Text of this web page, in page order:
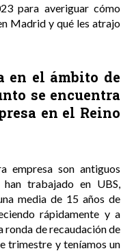
para averiguar cómo
Madrid y qué les atrajo
en el ámbito de
se encuentra
en el Reino
empresa son antiguos
trabajado en UBS,
media de 15 años de
rápidamente y a
ronda de recaudación de
trimestre y teníamos un